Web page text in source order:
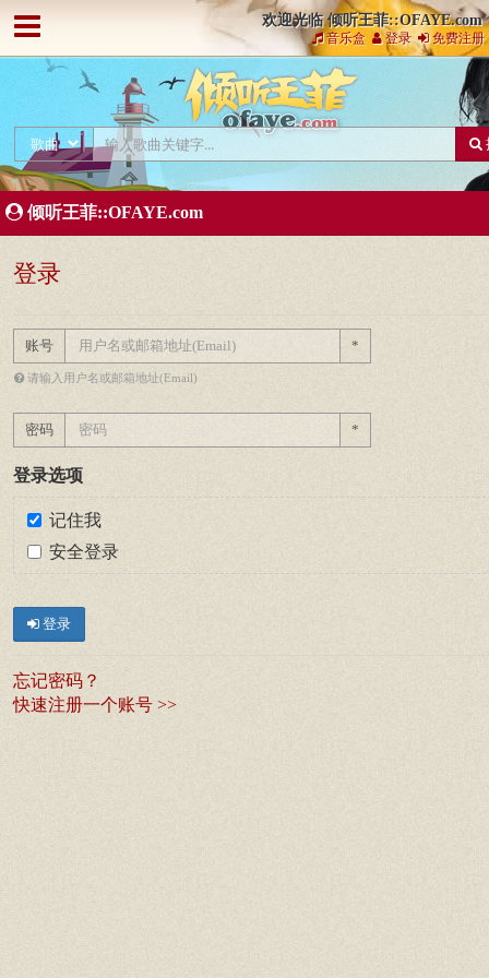
欢迎光临 倾听王菲::OFAYE.com
音乐盒 登录 免费注册
倾听王菲::OFAYE.com
登录
账号 *
请输入用户名或邮箱地址(Email)
密码 *
登录选项
记住我
安全登录
登录
忘记密码？
快速注册一个账号 >>